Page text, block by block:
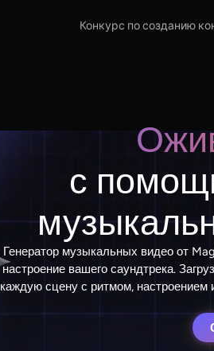
Конкурс по созданию
с
Генератор музыкальных видео от
настроение вашего саундтрека.
каждую сцену с ритмом, настроением